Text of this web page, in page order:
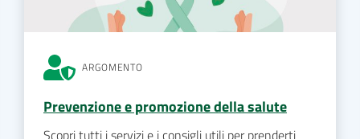
ARGOMENTO
Prevenzione e promozione della salute
Scopri tutti i servizi e i consigli utili per prenderti